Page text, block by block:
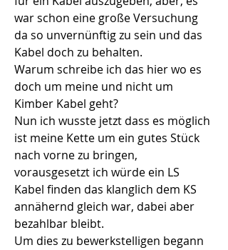
war schon eine große Versuchung
da so unvernünftig zu sein und das
Kabel doch zu behalten.
Warum schreibe ich das hier wo es
doch um meine und nicht um
Kimber Kabel geht?
Nun ich wusste jetzt dass es möglich
ist meine Kette um ein gutes Stück
nach vorne zu bringen,
vorausgesetzt ich würde ein LS
Kabel finden das klanglich dem KS
annähernd gleich war, dabei aber
bezahlbar bleibt.
Um dies zu bewerkstelligen begann